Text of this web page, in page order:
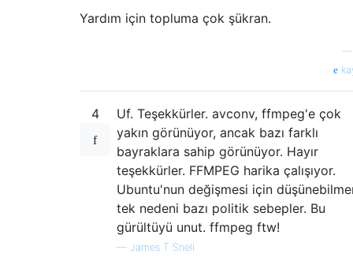
Yardım için topluma çok şükran.
4
Uf. Teşekkürler. avconv, ffmpeg'e çok
yakın görünüyor, ancak bazı farklı
bayraklara sahip görünüyor. Hayır
teşekkürler. FFMPEG harika çalışıyor.
Ubuntu'nun değişmesi için
tek nedeni bazı politik sebepler. Bu
gürültüyü unut. ffmpeg ftw!
— James T Snell